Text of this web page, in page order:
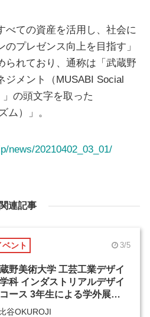
べての資産を活⽤し、社会に
プレゼンス向上を⽬指す」
られており、通称は「武蔵野
ジメント（MUSABI Social
の頭文字を取った
ム）」。
news/20210402_03_01/
関連記事
ベント 3/5
野美術大学 工芸工業デザイ
科 インダストリアルデザイ
ース 3年生による学外展
SWITCH」
谷OKUROJI